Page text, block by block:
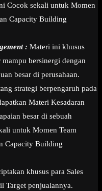
Cocok sekali untuk Momen
Capacity Building
: Materi ini khusus
bersinergi dengan
besar di perusahaan.
strategi berpengaruh pada
Materi Kesadaran
besar di sebuah
untuk Momen Team
Capacity Building
khusus para Sales
Target penjualannya.